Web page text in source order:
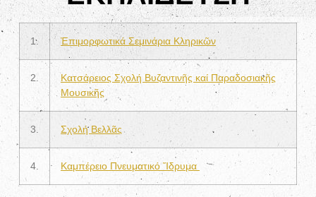
1. Ἐπιμορφωτικά Σεμινάρια Κληρικῶν
2.
Κατσάρειος Σχολή Βυζαντινῆς καί Παραδοσιακῆς
Μουσικῆς
3. Σχολή Βελλᾶς
4. Καμπέρειο Πνευματικό Ἵδρυμα